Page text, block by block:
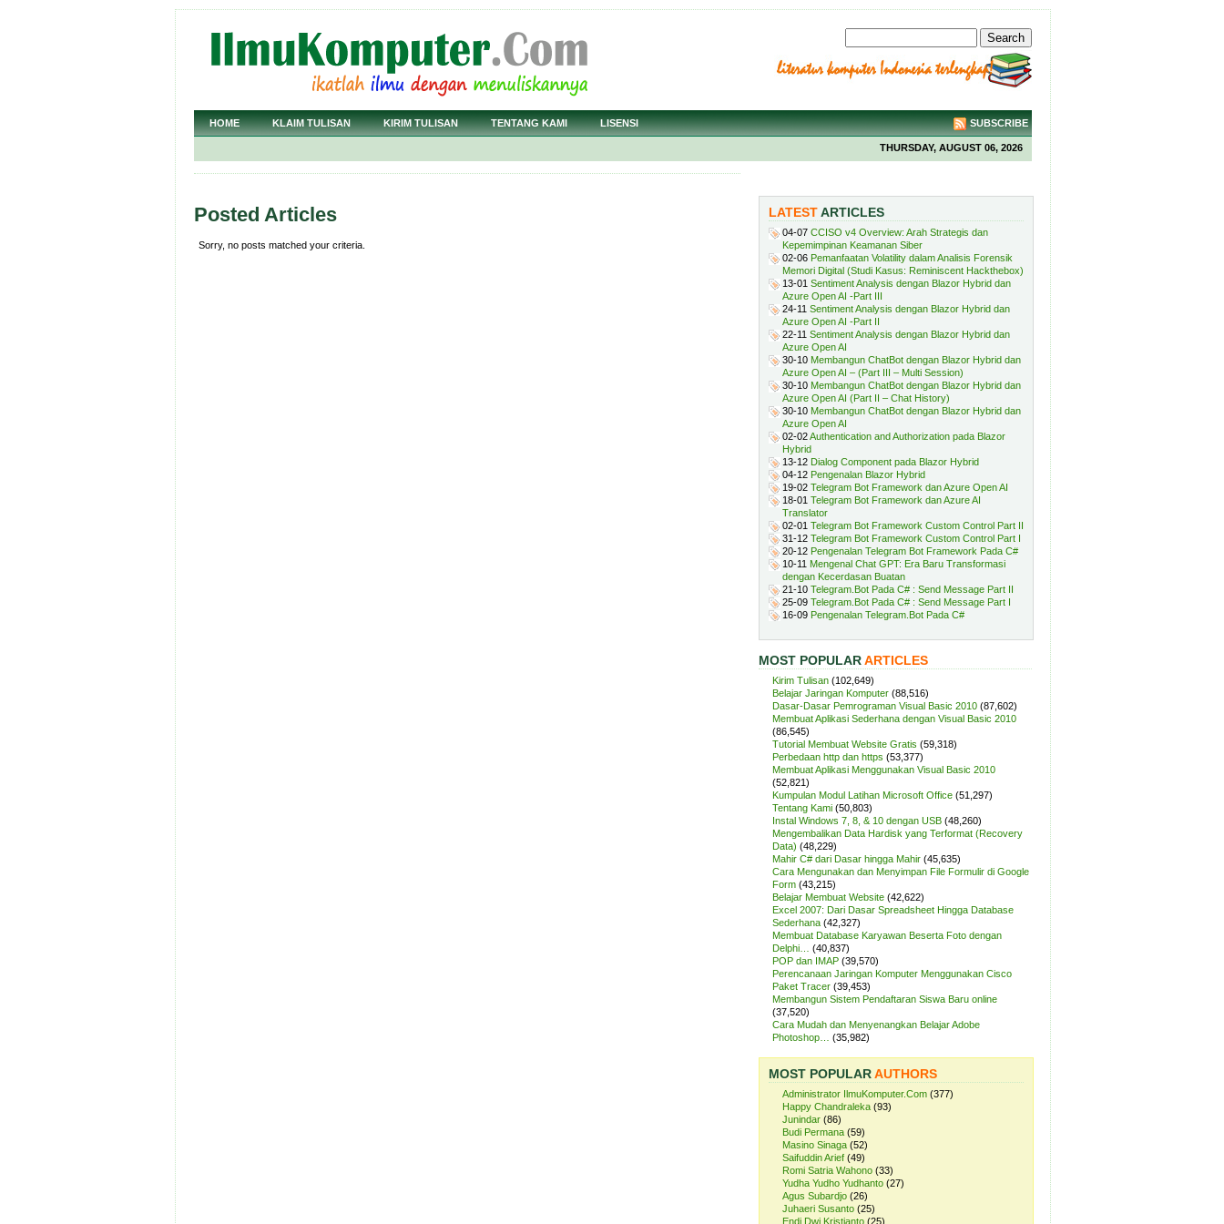
HOME KLAIM TULISAN KIRIM TULISAN TENTANG KAMI LISENSI SUBSCRIBE
THURSDAY, AUGUST 06, 2026
Posted Articles
Sorry, no posts matched your criteria.
LATESTARTICLES
04-07 CCISO v4 Overview: Arah Strategis dan
Kepemimpinan Keamanan Siber
02-06 Pemanfaatan Volatility dalam Analisis Forensik
Memori Digital (Studi Kasus: Reminiscent Hackthebox)
13-01 Sentiment Analysis dengan Blazor Hybrid dan
Azure Open AI -Part III
24-11 Sentiment Analysis dengan Blazor Hybrid dan
Azure Open AI -Part II
22-11 Sentiment Analysis dengan Blazor Hybrid dan
Azure Open AI
30-10 Membangun ChatBot dengan Blazor Hybrid dan
Azure Open AI – (Part III – Multi Session)
30-10 Membangun ChatBot dengan Blazor Hybrid dan
Azure Open AI (Part II – Chat History)
30-10 Membangun ChatBot dengan Blazor Hybrid dan
Azure Open AI
02-02Authentication and Authorization pada Blazor
Hybrid
13-12 Dialog Component pada Blazor Hybrid
04-12 Pengenalan Blazor Hybrid
19-02 Telegram Bot Framework dan Azure Open AI
18-01 Telegram Bot Framework dan Azure AI
Translator
02-01 Telegram Bot Framework Custom Control Part II
31-12 Telegram Bot Framework Custom Control Part I
20-12 Pengenalan Telegram Bot Framework Pada C#
10-11 Mengenal Chat GPT: Era Baru Transformasi
dengan Kecerdasan Buatan
21-10 Telegram.Bot Pada C# : Send Message Part II
25-09 Telegram.Bot Pada C# : Send Message Part I
16-09 Pengenalan Telegram.Bot Pada C#
MOST POPULARARTICLES
Kirim Tulisan (102,649)
Belajar Jaringan Komputer (88,516)
Dasar-Dasar Pemrograman Visual Basic 2010 (87,602)
Membuat Aplikasi Sederhana dengan Visual Basic 2010
(86,545)
Tutorial Membuat Website Gratis (59,318)
Perbedaan http dan https (53,377)
Membuat Aplikasi Menggunakan Visual Basic 2010
(52,821)
Kumpulan Modul Latihan Microsoft Office (51,297)
Tentang Kami (50,803)
Instal Windows 7, 8, & 10 dengan USB (48,260)
Mengembalikan Data Hardisk yang Terformat (Recovery
Data) (48,229)
Mahir C# dari Dasar hingga Mahir (45,635)
Cara Mengunakan dan Menyimpan File Formulir di Google
Form (43,215)
Belajar Membuat Website (42,622)
Excel 2007: Dari Dasar Spreadsheet Hingga Database
Sederhana (42,327)
Membuat Database Karyawan Beserta Foto dengan
Delphi…
(40,837)
POP dan IMAP (39,570)
Perencanaan Jaringan Komputer Menggunakan Cisco
Paket Tracer (39,453)
Membangun Sistem Pendaftaran Siswa Baru online
(37,520)
Cara Mudah dan Menyenangkan Belajar Adobe
Photoshop…
(35,982)
MOST POPULARAUTHORS
Administrator IlmuKomputer.Com (377)
Happy Chandraleka (93)
Junindar (86)
Budi Permana (59)
Masino Sinaga (52)
Saifuddin Arief (49)
Romi Satria Wahono (33)
Yudha Yudho Yudhanto (27)
Agus Subardjo (26)
Juhaeri Susanto (25)
Endi Dwi Kristianto (25)